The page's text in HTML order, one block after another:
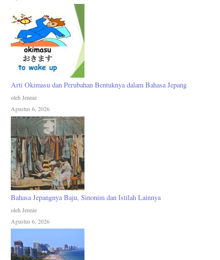
Arti Okimasu dan Perubahan Bentuknya dalam Bahasa Jepang
oleh Jennie
Agustus 6, 2026
Bahasa Jepangnya Baju, Sinonim dan Istilah Lainnya
oleh Jennie
Agustus 6, 2026